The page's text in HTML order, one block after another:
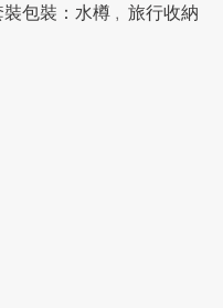
包裝：水樽 ,  旅行收納